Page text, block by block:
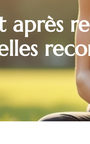
après